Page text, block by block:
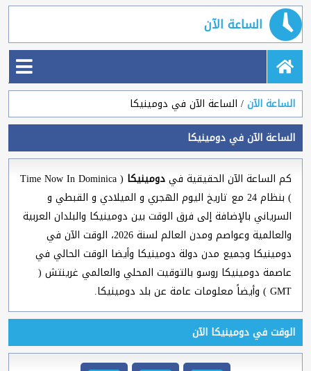
الساعة الآن
الساعة الآن الساعة الآن في دومينيكا
الساعة الآن في دومينيكا
كم الساعة الآن الحقيقية فيدومينيكا
( Time Now In Dominica
) بنظام 24 مع تاريخ اليوم الهجري و الميلادي و القبطي و
السرياني بالإضافة إلى فرق الوقت بين دومينيكا والبلدان العربية
والعالمية وعواصم ومدن العالم لسنة 2026، الوقت الآن في
دومينيكا وجميع مدن دولة دومينيكا وأيضا الوقت الحالي في
عاصمة دومينيكا روسو بالتوقيت المحلي والعالمي غرينتش (
GMT ) وأيضاً معلومات عامة عن بلد دومينيكا.
الوقت في دومينيكا الآن